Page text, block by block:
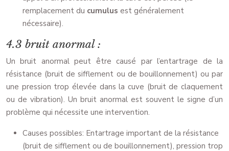
remplacement du cumulus est généralement
nécessaire).
4.3 bruit anormal :
Un bruit anormal peut être causé par l’entartrage de la
résistance (bruit de sifflement ou de bouillonnement) ou par
une pression trop élevée dans la cuve (bruit de claquement
ou de vibration). Un bruit anormal est souvent le signe d’un
problème qui nécessite une intervention.
Causes possibles: Entartrage important de la résistance
(bruit de sifflement ou de bouillonnement), pression trop